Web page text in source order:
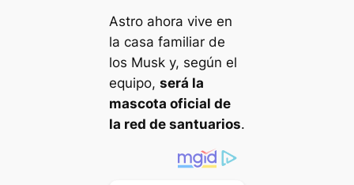
Astro ahora vive en
la casa familiar de
los Musk y, según el
equipo, será la
mascota oficial de
la red de santuarios.